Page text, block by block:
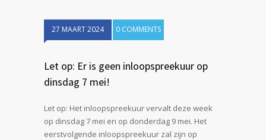
27 MAART 2024 0 COMMENTS
Let op: Er is geen inloopspreekuur op
dinsdag 7 mei!
Let op: Het inloopspreekuur vervalt deze week
op dinsdag 7 mei en op donderdag 9 mei. Het
eerstvolgende inloopspreekuur zal zijn op